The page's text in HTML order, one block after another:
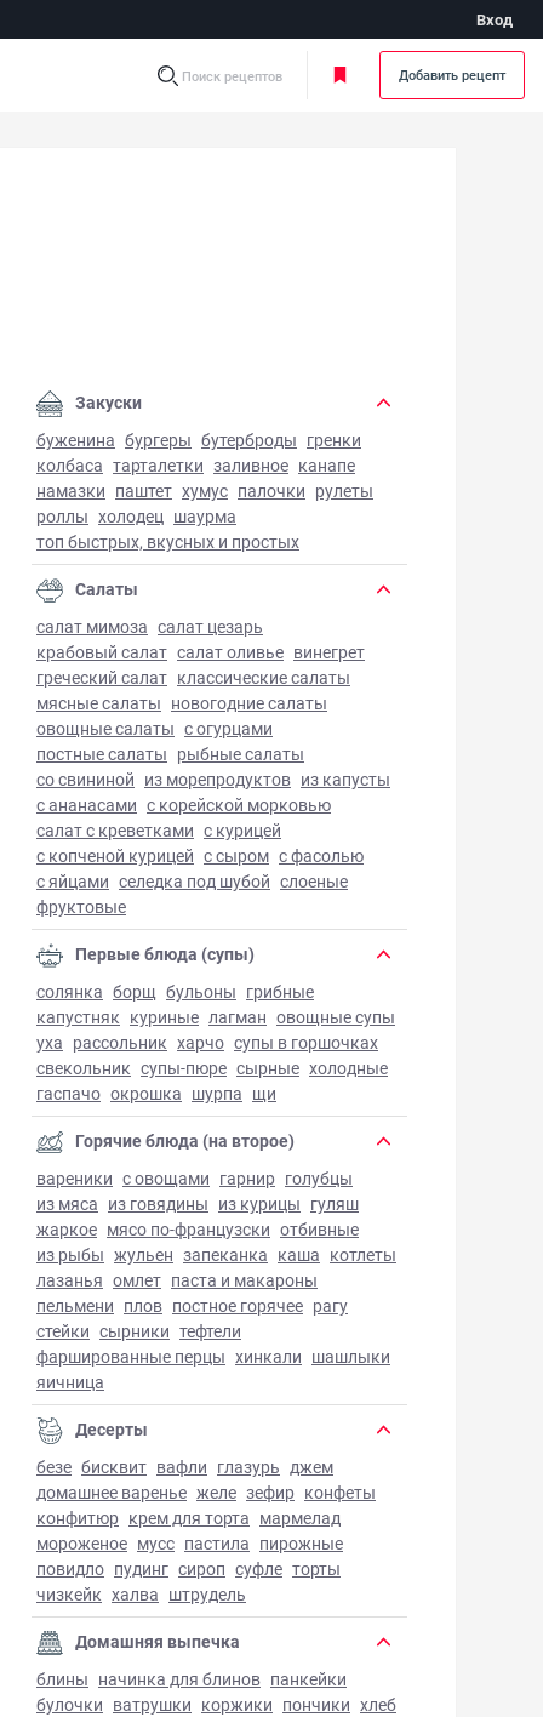
Вход
Поиск рецептов Добавить рецепт
курд - фото готового блюда
Закуски
буженина бургеры бутерброды гренки
колбаса тарталетки заливное канапе
намазки паштет хумус палочки рулеты
роллы холодец шаурма
топ быстрых, вкусных и простых
Салаты
салат мимоза салат цезарь
крабовый салат салат оливье винегрет
греческий салат классические салаты
мясные салаты новогодние салаты
овощные салаты с огурцами
постные салаты рыбные салаты
со свининой из морепродуктов из капусты
с ананасами с корейской морковью
салат с креветками с курицей
с копченой курицей с сыром с фасолью
с яйцами селедка под шубой слоеные
фруктовые
Первые блюда (супы)
солянка борщ бульоны грибные
капустняк куриные лагман овощные супы
уха рассольник харчо супы в горшочках
свекольник супы-пюре сырные холодные
гаспачо окрошка шурпа щи
Горячие блюда (на второе)
вареники с овощами гарнир голубцы
из мяса из говядины из курицы гуляш
жаркое мясо по-французски отбивные
из рыбы жульен запеканка каша котлеты
лазанья омлет паста и макароны
пельмени плов постное горячее рагу
стейки сырники тефтели
фаршированные перцы хинкали шашлыки
яичница
Десерты
безе бисквит вафли глазурь джем
домашнее варенье желе зефир конфеты
конфитюр крем для торта мармелад
мороженое мусс пастила пирожные
повидло пудинг сироп суфле торты
чизкейк халва штрудель
Домашняя выпечка
блины начинка для блинов панкейки
булочки ватрушки коржики пончики хлеб